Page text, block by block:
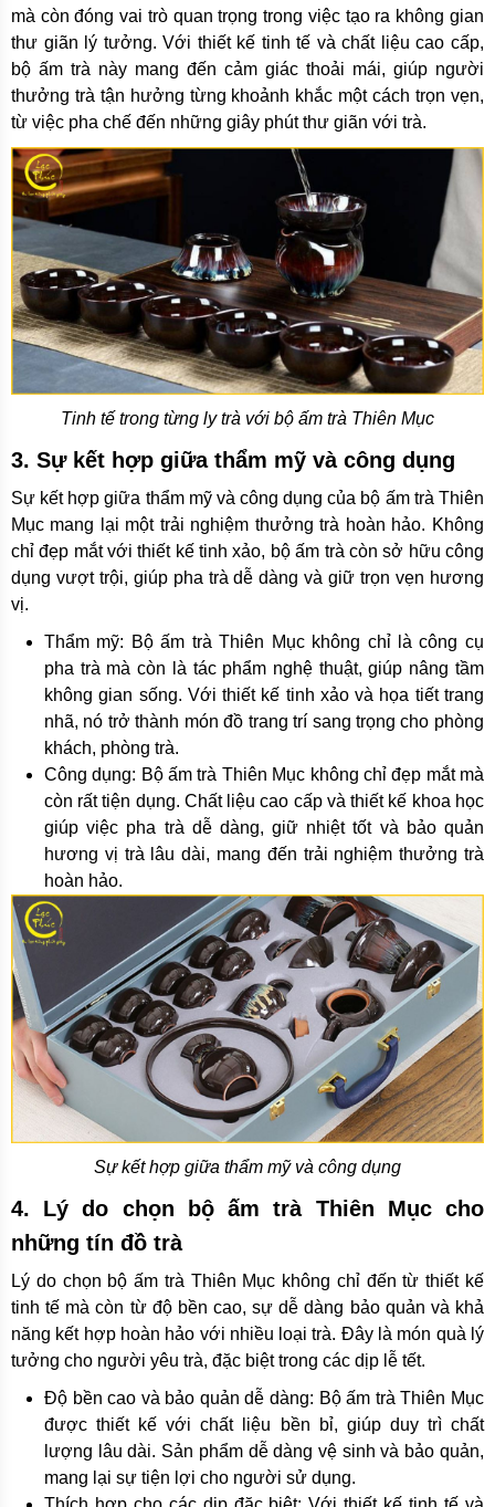
mà còn đóng vai trò quan trọng trong việc tạo ra không gian
thư giãn lý tưởng. Với thiết kế tinh tế và chất liệu cao cấp,
bộ ấm trà này mang đến cảm giác thoải mái, giúp người
thưởng trà tận hưởng từng khoảnh khắc một cách trọn vẹn,
từ việc pha chế đến những giây phút thư giãn với trà.
Tinh tế trong từng ly trà với bộ ấm trà Thiên Mục
3. Sự kết hợp giữa thẩm mỹ và công dụng
Sự kết hợp giữa thẩm mỹ và công dụng của bộ ấm trà Thiên
Mục mang lại một trải nghiệm thưởng trà hoàn hảo. Không
chỉ đẹp mắt với thiết kế tinh xảo, bộ ấm trà còn sở hữu công
dụng vượt trội, giúp pha trà dễ dàng và giữ trọn vẹn hương
vị.
Thẩm mỹ: Bộ ấm trà Thiên Mục không chỉ là công cụ
pha trà mà còn là tác phẩm nghệ thuật, giúp nâng tầm
không gian sống. Với thiết kế tinh xảo và họa tiết trang
nhã, nó trở thành món đồ trang trí sang trọng cho phòng
khách, phòng trà.
Công dụng: Bộ ấm trà Thiên Mục không chỉ đẹp mắt mà
còn rất tiện dụng. Chất liệu cao cấp và thiết kế khoa học
giúp việc pha trà dễ dàng, giữ nhiệt tốt và bảo quản
hương vị trà lâu dài, mang đến trải nghiệm thưởng trà
hoàn hảo.
Sự kết hợp giữa thẩm mỹ và công dụng
4. Lý do chọn bộ ấm trà Thiên Mục cho
những tín đồ trà
Lý do chọn bộ ấm trà Thiên Mục không chỉ đến từ thiết kế
tinh tế mà còn từ độ bền cao, sự dễ dàng bảo quản và khả
năng kết hợp hoàn hảo với nhiều loại trà. Đây là món quà lý
tưởng cho người yêu trà, đặc biệt trong các dịp lễ tết.
Độ bền cao và bảo quản dễ dàng: Bộ ấm trà Thiên Mục
được thiết kế với chất liệu bền bỉ, giúp duy trì chất
lượng lâu dài. Sản phẩm dễ dàng vệ sinh và bảo quản,
mang lại sự tiện lợi cho người sử dụng.